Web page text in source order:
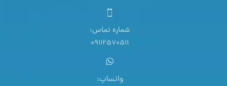
شماره تماس:
09112570511
واتساپ: